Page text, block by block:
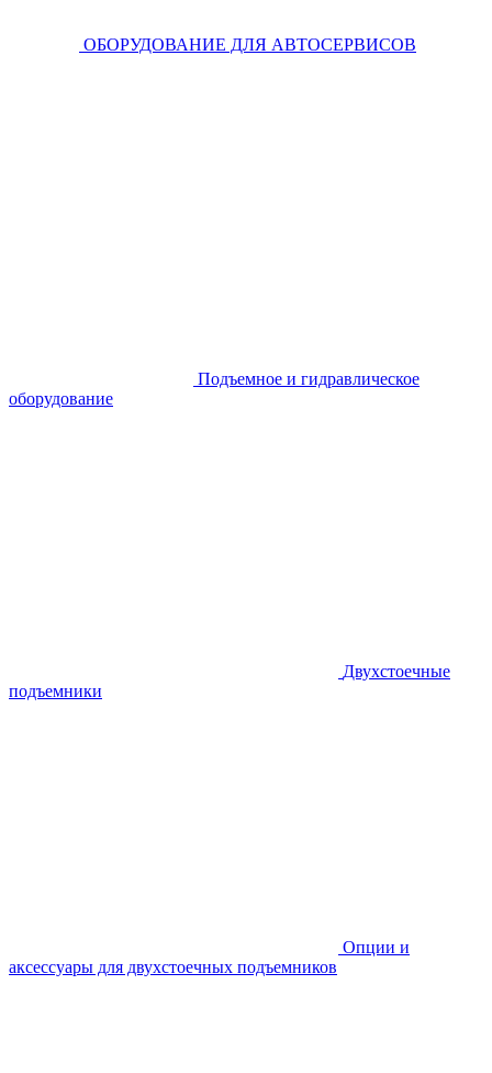
ОБОРУДОВАНИЕ ДЛЯ АВТОСЕРВИСОВ
Подъемное и гидравлическое
оборудование
Двухстоечные
подъемники
Опции и
аксессуары для двухстоечных подъемников